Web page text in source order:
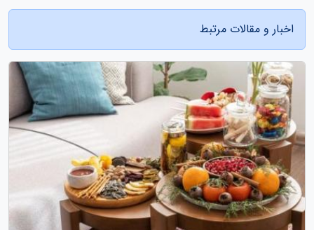
اخبار و مقالات مرتبط